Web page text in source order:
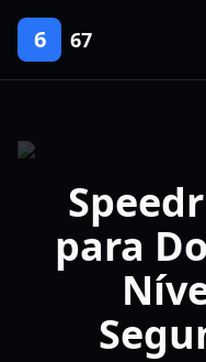
6 67
para